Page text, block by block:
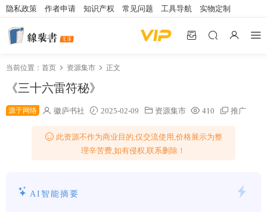
隐私政策 作者申请 知识产权 常见问题 工具导航 实物定制
当前位置： 首页 资源集市 正文
《三十六雷符秘》
源于网络 徽庐书社 2025-02-09 资源集市 410 推广
此资源不作为商业目的,仅交流使用,价格展示为整
理辛苦费,如有侵权,联系删除！
AI智能摘要